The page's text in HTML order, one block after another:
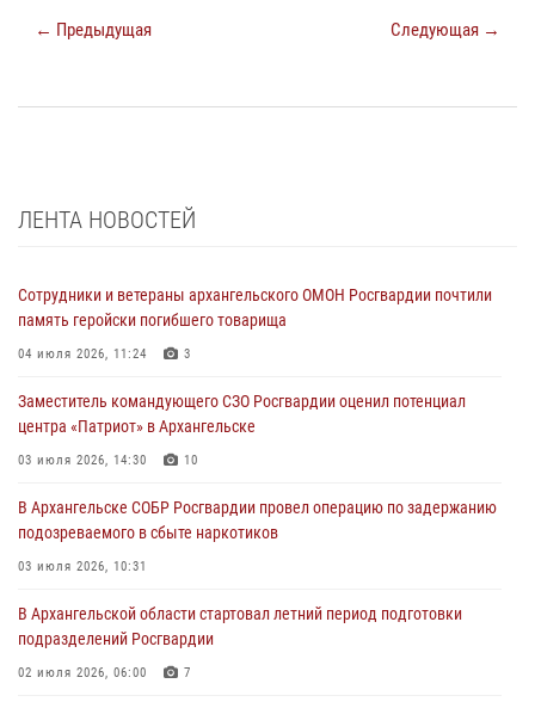
← Предыдущая Следующая →
ЛЕНТА НОВОСТЕЙ
Сотрудники и ветераны архангельского ОМОН Росгвардии почтили
память геройски погибшего товарища
04 июля 2026, 11:24 3
Заместитель командующего СЗО Росгвардии оценил потенциал
центра «Патриот» в Архангельске
03 июля 2026, 14:30 10
В Архангельске СОБР Росгвардии провел операцию по задержанию
подозреваемого в сбыте наркотиков
03 июля 2026, 10:31
В Архангельской области стартовал летний период подготовки
подразделений Росгвардии
02 июля 2026, 06:00 7